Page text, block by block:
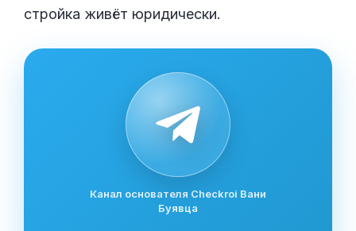
стройка живёт юридически.
Канал основателя Checkroi Вани
Буявца